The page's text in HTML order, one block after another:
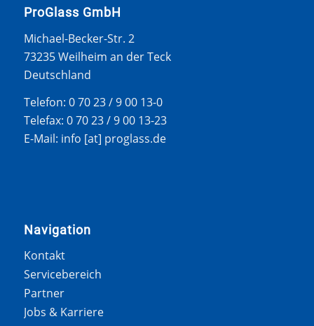
ProGlass GmbH
Michael-Becker-Str. 2
73235 Weilheim an der Teck
Deutschland
Telefon: 0 70 23 / 9 00 13-0
Telefax: 0 70 23 / 9 00 13-23
E-Mail: info [at] proglass.de
Navigation
Kontakt
Servicebereich
Partner
Jobs & Karriere